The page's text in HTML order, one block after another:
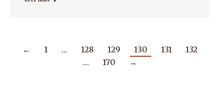
← 1 … 128 129 130 131
132
…
170 →